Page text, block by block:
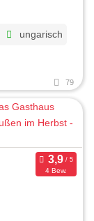
ungarisch
79
4 Bew.